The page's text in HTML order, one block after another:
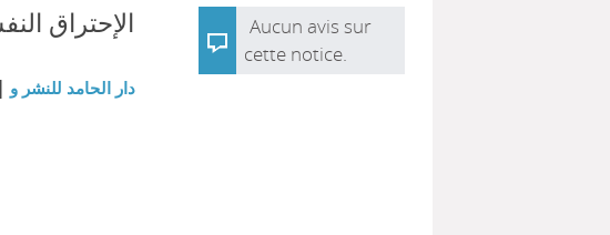
الإحتراق
| دار الحامد للنشر و
Aucun avis sur
cette notice.